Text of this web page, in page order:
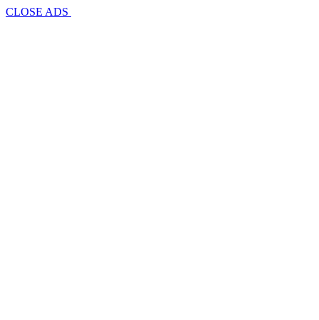
CLOSE ADS